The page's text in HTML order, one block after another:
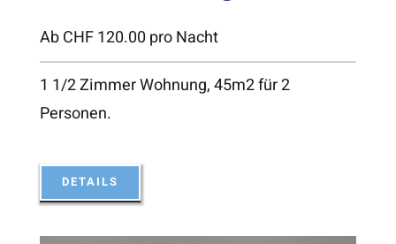
Ab CHF 120.00 pro Nacht
1 1/2 Zimmer Wohnung, 45m2 für 2
Personen.
DETAILS